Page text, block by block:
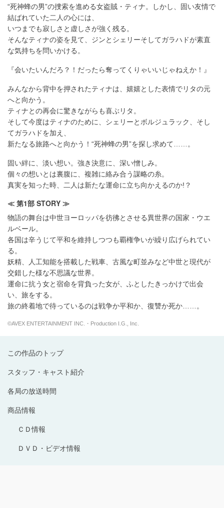
この作品のトップ
スタッフ・キャスト紹介
各局の放送時間
商品情報
ＣＤ情報
ＤＶＤ・ビデオ情報
“死神蜂の男”の捜索を進める女盗賊・ティナ。しかし、固い友情で
結ばれていた二人の心には、
いつまでも寂しさと虚しさが強く残る。
そんなティナの姿を見て、ジンとシェリーそしてガラハドが素直
な気持ちを問いかける。
『会いたいんだろ？！だったら奪ってくりゃいいじゃねえか！』
みんなから背中を押されたティナは、嬉嬉とした表情でリタの元
へと向かう。
ティナとの再会に驚きながらも喜ぶリタ。
そして今度はティナのために、シェリーとボルジュラック、そし
てガラハドを加え、
新たなる旅路へと向かう！“死神蜂の男”を探し求めて……。
固い絆に、淡い想い。強き決意に、深い憎しみ。
個々の想いとは裏腹に、複雑に絡み合う謀略の糸。
真実を知った時、二人は新たな運命に立ち向かえるのか!？
≪ 第1部 STORY ≫
物語の舞台は中世ヨーロッパを彷彿とさせる異世界の国家・ウエ
ルベール。
各国は辛うじて平和を維持しつつも覇権争いが繰り広げられてい
る。
妖精、人工知能を搭載した戦車、古風な町並みなど中世と現代が
交錯した様な不思議な世界。
運命に抗う女と宿命を背負った女が、ふとしたきっかけで出会
い、旅をする。
旅の終着地で待っているのは戦争か平和か、復讐か死か……。
©AVEX ENTERTAINMENT INC.・Production I.G., Inc.